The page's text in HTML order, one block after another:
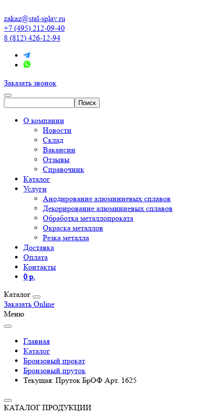
zakaz@stal-splav.ru
+7 (495) 212-09-40
8 (812) 426-12-94
Заказать звонок
О компании
Новости
Склад
Вакансии
Отзывы
Справочник
Каталог
Услуги
Анодирование алюминиевых сплавов
Декорирование алюминиевых сплавов
Обработка металлопроката
Окраска металлов
Резка металла
Доставка
Оплата
Контакты
0 р.
Каталог
Заказать Online
Меню
Главная
Каталог
Бронзовый прокат
Бронзовый пруток
Текущая: Пруток БрОФ Арт. 1625
КАТАЛОГ ПРОДУКЦИИ